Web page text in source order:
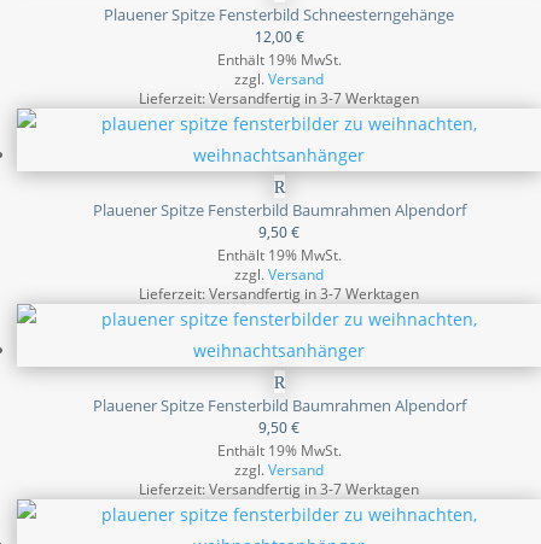
Plauener Spitze Fensterbild Schneesterngehänge
12,00€
Enthält 19% MwSt.
zzgl.Versand
Lieferzeit: Versandfertig in 3-7 Werktagen
Plauener Spitze Fensterbild Baumrahmen Alpendorf
9,50€
Enthält 19% MwSt.
zzgl.Versand
Lieferzeit: Versandfertig in 3-7 Werktagen
Plauener Spitze Fensterbild Baumrahmen Alpendorf
9,50€
Enthält 19% MwSt.
zzgl.Versand
Lieferzeit: Versandfertig in 3-7 Werktagen